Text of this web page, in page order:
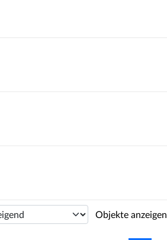
Objekte anzeigen